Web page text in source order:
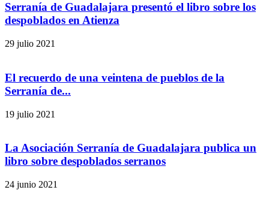
Serranía de Guadalajara presentó el libro sobre los
despoblados en Atienza
29 julio 2021
El recuerdo de una veintena de pueblos de la
Serranía de...
19 julio 2021
La Asociación Serranía de Guadalajara publica un
libro sobre despoblados serranos
24 junio 2021